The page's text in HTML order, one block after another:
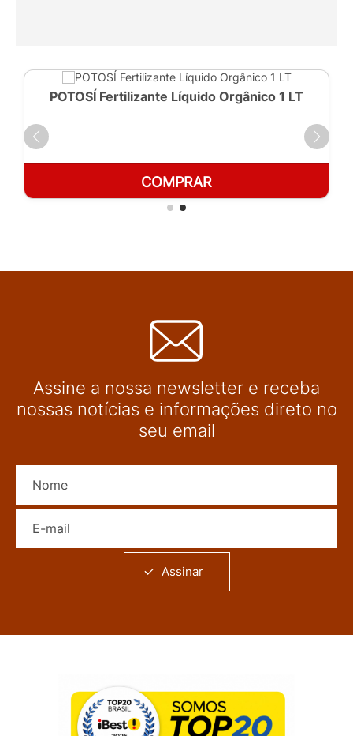
POTOSÍ Fertilizante Líquido Orgânico 1 LT
COMPRAR
Assine a nossa newsletter e receba
nossas notícias e informações direto no
seu email
Assinar